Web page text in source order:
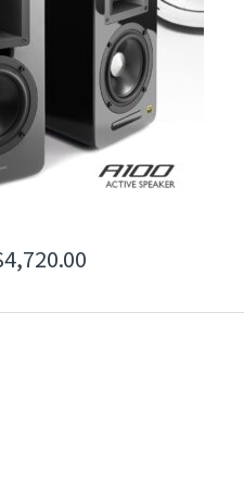
4,720.00
可在產品頁面選擇選項